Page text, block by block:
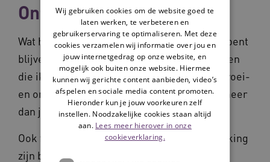
Ontwikkelmogelijkheden
Wat heeft ervoor gezorgd dat jij al die jaren bent
blijven werken in de zorg? Andrea: ‘De kansen
die ik heb gekregen. Er waren overal doorgroei-
en ontwikkelmogelijkheden. Je kan soms meer
dan je denkt, ook als je boven de 50 bent.
Ook fijne collega’s en een goede samenwerking
zijn belangrijk. Je moet elkaar aanvullen en
Wij gebruiken cookies om de website goed te
laten werken, te verbeteren en
gebruikerservaring te optimaliseren. Met deze
cookies verzamelen wij informatie over jou en
jouw internetgedrag op onze website, en
mogelijk ook buiten onze website. Hiermee
kunnen wij gerichte content aanbieden, video’s
afspelen en sociale media content promoten.
Hieronder kun je jouw voorkeuren zelf
instellen. Noodzakelijke cookies staan altijd
aan. Lees meer hierover in onze
cookieverklaring.